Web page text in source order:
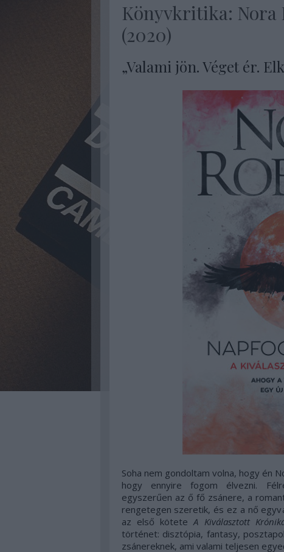
Könyvkritika: Nora
(2020)
„Valami jön. Véget ér.
Soha nem gondoltam volna, hogy én
hogy ennyire fogom élvezni.
egyszerűen az ő fő zsánere, a
rengetegen szeretik, és ez a nő
az első köteteA Kiválasztott
történet: disztópia, fantasy,
zsánereknek, ami valami teljesen